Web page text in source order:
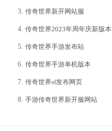
传奇世界新开网站服
传奇世界2023年周年庆新版本
传奇世界手游发布站
传奇世界手游单机版本
传奇世界sf发布网页
手游传奇世界新开服网站